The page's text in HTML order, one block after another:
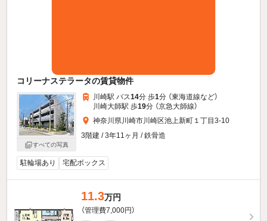
コリーナステラータの賃貸物件
すべての写真
川崎駅 バス14分 歩1分 （東海道線など）
川崎大師駅 歩19分 （京急大師線）
神奈川県川崎市川崎区池上新町１丁目3-10
3階建 / 3年11ヶ月 / 鉄骨造
駐輪場あり 宅配ボックス
11.3万円
（管理費7,000円）